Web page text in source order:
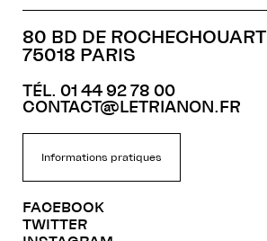
80 BD DE ROCHECHOUART
75018 PARIS
TÉL. 01 44 92 78 00
CONTACT@LETRIANON.FR
Informations pratiques
FACEBOOK
TWITTER